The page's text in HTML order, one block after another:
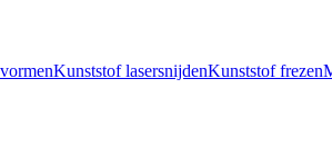
Kunststof lasersnijdenKunststof frezen